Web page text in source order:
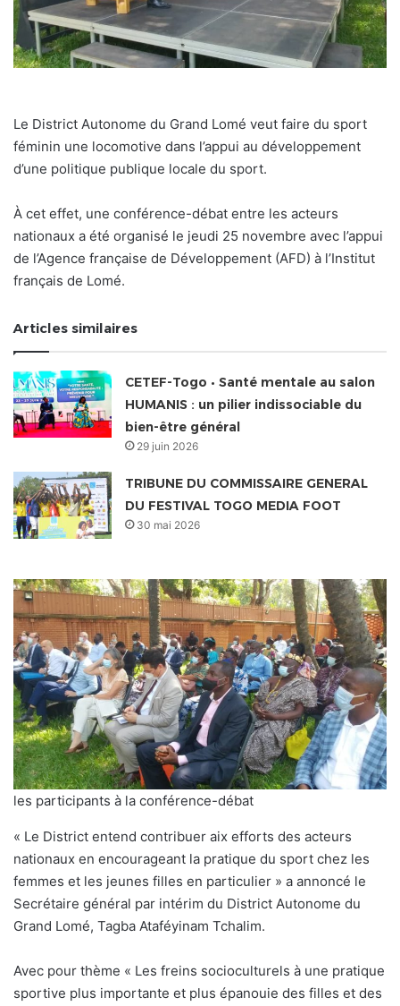
Le District Autonome du Grand Lomé veut faire du sport
féminin une locomotive dans l’appui au développement
d’une politique publique locale du sport.
À cet effet, une conférence-débat entre les acteurs
nationaux a été organisé le jeudi 25 novembre avec l’appui
de l’Agence française de Développement (AFD) à l’Institut
français de Lomé.
Articles similaires
CETEF-Togo • Santé mentale au salon
HUMANIS : un pilier indissociable du
bien-être général
29 juin 2026
TRIBUNE DU COMMISSAIRE GENERAL
DU FESTIVAL TOGO MEDIA FOOT
30 mai 2026
les participants à la conférence-débat
« Le District entend contribuer aix efforts des acteurs
nationaux en encourageant la pratique du sport chez les
femmes et les jeunes filles en particulier » a annoncé le
Secrétaire général par intérim du District Autonome du
Grand Lomé, Tagba Ataféyinam Tchalim.
Avec pour thème « Les freins socioculturels à une pratique
sportive plus importante et plus épanouie des filles et des